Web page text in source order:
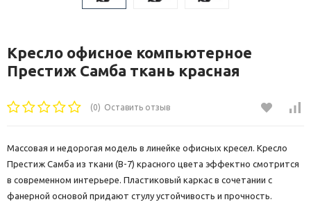
Кресло офисное компьютерное
Престиж Самба ткань красная
(0) Оставить отзыв
Массовая и недорогая модель в линейке офисных кресел. Кресло
Престиж Самба из ткани (В-7) красного цвета эффектно смотрится
в современном интерьере. Пластиковый каркас в сочетании с
фанерной основой придают стулу устойчивость и прочность.